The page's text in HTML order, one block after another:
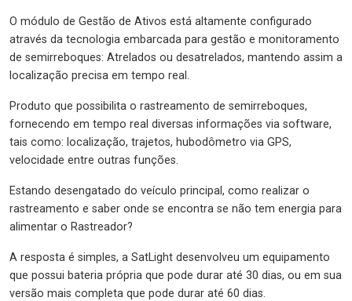
O módulo de Gestão de Ativos está altamente configurado
através da tecnologia embarcada para gestão e monitoramento
de semirreboques: Atrelados ou desatrelados, mantendo assim a
localização precisa em tempo real.
Produto que possibilita o rastreamento de semirreboques,
fornecendo em tempo real diversas informações via software,
tais como: localização, trajetos, hubodômetro via GPS,
velocidade entre outras funções.
Estando desengatado do veículo principal, como realizar o
rastreamento e saber onde se encontra se não tem energia para
alimentar o Rastreador?
A resposta é simples, a SatLight desenvolveu um equipamento
que possui bateria própria que pode durar até 30 dias, ou em sua
versão mais completa que pode durar até 60 dias.